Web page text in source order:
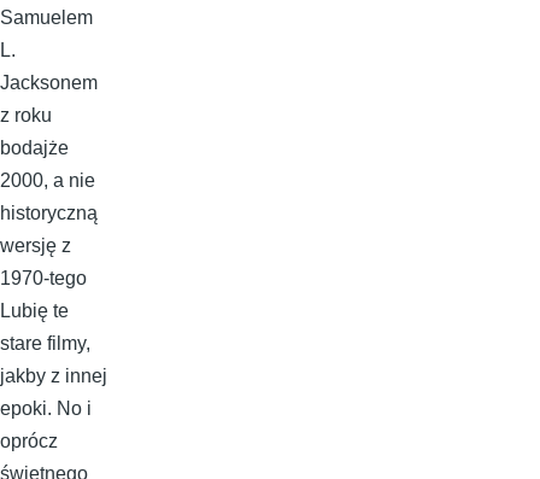
Samuelem
L.
Jacksonem
z roku
bodajże
2000, a nie
historyczną
wersję z
1970-tego
Lubię te
stare filmy,
jakby z innej
epoki. No i
oprócz
świetnego